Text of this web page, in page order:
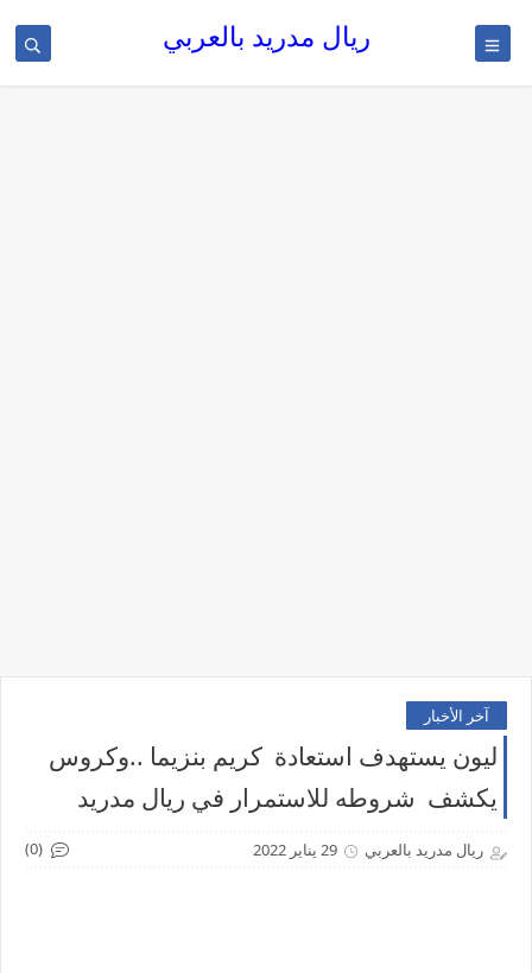
ريال مدريد بالعربي
آخر الأخبار
ليون يستهدف استعادة كريم بنزيما ..وكروس
يكشف شروطه للاستمرار في ريال مدريد
ريال مدريد بالعربي 29 يناير 2022 (0)